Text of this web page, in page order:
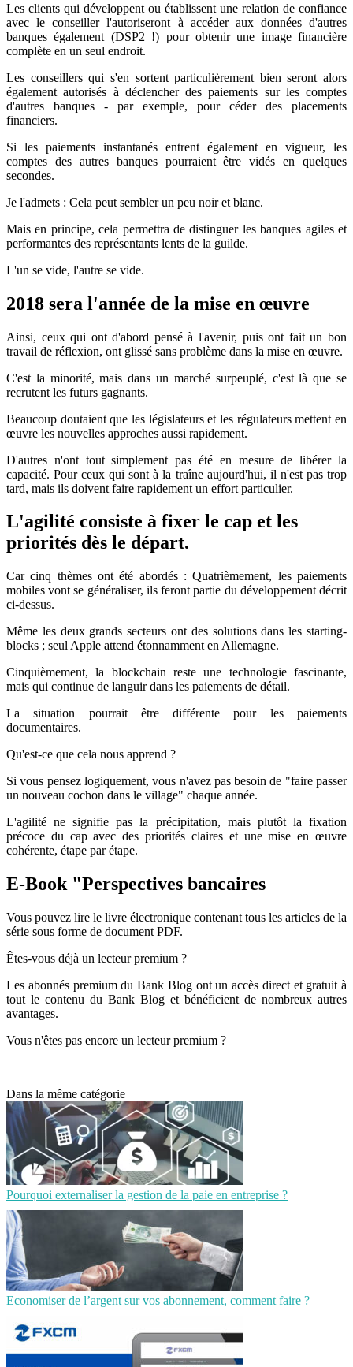
Les clients qui développent ou établissent une relation de confiance
avec le conseiller l'autoriseront à accéder aux données d'autres
banques également (DSP2 !) pour obtenir une image financière
complète en un seul endroit.
Les conseillers qui s'en sortent particulièrement bien seront alors
également autorisés à déclencher des paiements sur les comptes
d'autres banques - par exemple, pour céder des placements
financiers.
Si les paiements instantanés entrent également en vigueur, les
comptes des autres banques pourraient être vidés en quelques
secondes.
Je l'admets : Cela peut sembler un peu noir et blanc.
Mais en principe, cela permettra de distinguer les banques agiles et
performantes des représentants lents de la guilde.
L'un se vide, l'autre se vide.
2018 sera l'année de la mise en œuvre
Ainsi, ceux qui ont d'abord pensé à l'avenir, puis ont fait un bon
travail de réflexion, ont glissé sans problème dans la mise en œuvre.
C'est la minorité, mais dans un marché surpeuplé, c'est là que se
recrutent les futurs gagnants.
Beaucoup doutaient que les législateurs et les régulateurs mettent en
œuvre les nouvelles approches aussi rapidement.
D'autres n'ont tout simplement pas été en mesure de libérer la
capacité. Pour ceux qui sont à la traîne aujourd'hui, il n'est pas trop
tard, mais ils doivent faire rapidement un effort particulier.
L'agilité consiste à fixer le cap et les
priorités dès le départ.
Car cinq thèmes ont été abordés : Quatrièmement, les paiements
mobiles vont se généraliser, ils feront partie du développement décrit
ci-dessus.
Même les deux grands secteurs ont des solutions dans les starting-
blocks ; seul Apple attend étonnamment en Allemagne.
Cinquièmement, la blockchain reste une technologie fascinante,
mais qui continue de languir dans les paiements de détail.
La situation pourrait être différente pour les paiements
documentaires.
Qu'est-ce que cela nous apprend ?
Si vous pensez logiquement, vous n'avez pas besoin de "faire passer
un nouveau cochon dans le village" chaque année.
L'agilité ne signifie pas la précipitation, mais plutôt la fixation
précoce du cap avec des priorités claires et une mise en œuvre
cohérente, étape par étape.
E-Book "Perspectives bancaires
Vous pouvez lire le livre électronique contenant tous les articles de la
série sous forme de document PDF.
Êtes-vous déjà un lecteur premium ?
Les abonnés premium du Bank Blog ont un accès direct et gratuit à
tout le contenu du Bank Blog et bénéficient de nombreux autres
avantages.
Vous n'êtes pas encore un lecteur premium ?
Dans la même catégorie
Pourquoi externaliser la gestion de la paie en entreprise ?
Economiser de l’argent sur vos abonnement, comment faire ?